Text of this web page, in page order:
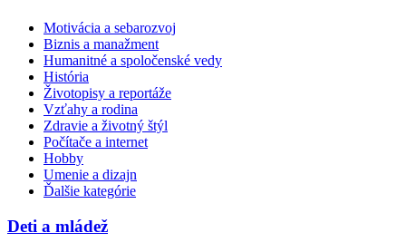
Motivácia a sebarozvoj
Biznis a manažment
Humanitné a spoločenské vedy
História
Životopisy a reportáže
Vzťahy a rodina
Zdravie a životný štýl
Počítače a internet
Hobby
Umenie a dizajn
Ďalšie kategórie
Deti a mládež